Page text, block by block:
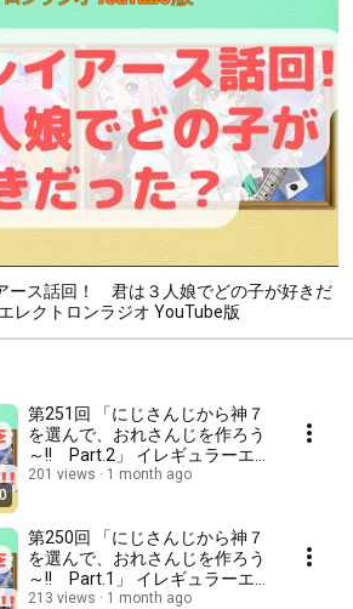
ース話回！ 君は３人娘でどの子が好きだ
レクトロンラジオ YouTube版
第251回 「にじさんじから神７
を選んで、おれさんじを作ろう
～!! Part.2」 イレギュラーエ
レクトロンラジオ YouTube版
201 views 1 month ago
第250回 「にじさんじから神７
を選んで、おれさんじを作ろう
～!! Part.1」 イレギュラーエ
レクトロンラジオ YouTube版
213 views 1 month ago